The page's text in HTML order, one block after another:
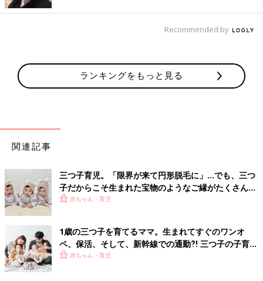
Recommended by
ランキングをもっと見る
関連記事
三つ子育児。「限界が来て円形脱毛に」…でも、三つ
子だからこそ生まれた宝物のようなご縁がたくさん！
【体験談】
赤ちゃん・育児
1歳の三つ子を育てるママ。生まれてすぐのワンオ
ペ、保活、そして、新幹線での通勤⁈ 三つ子の子育て
のリアル【多胎育児体験談】
赤ちゃん・育児